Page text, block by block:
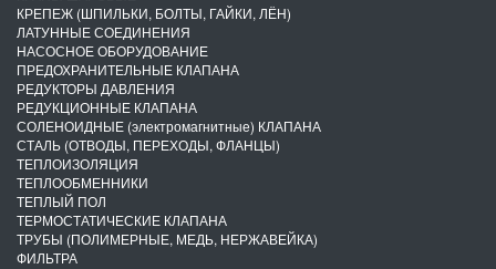
КРЕПЕЖ (ШПИЛЬКИ, БОЛТЫ, ГАЙКИ, ЛЁН)
ЛАТУННЫЕ СОЕДИНЕНИЯ
НАСОСНОЕ ОБОРУДОВАНИЕ
ПРЕДОХРАНИТЕЛЬНЫЕ КЛАПАНА
РЕДУКТОРЫ ДАВЛЕНИЯ
РЕДУКЦИОННЫЕ КЛАПАНА
СОЛЕНОИДНЫЕ (электромагнитные) КЛАПАНА
СТАЛЬ (ОТВОДЫ, ПЕРЕХОДЫ, ФЛАНЦЫ)
ТЕПЛОИЗОЛЯЦИЯ
ТЕПЛООБМЕННИКИ
ТЕПЛЫЙ ПОЛ
ТЕРМОСТАТИЧЕСКИЕ КЛАПАНА
ТРУБЫ (ПОЛИМЕРНЫЕ, МЕДЬ, НЕРЖАВЕЙКА)
ФИЛЬТРА